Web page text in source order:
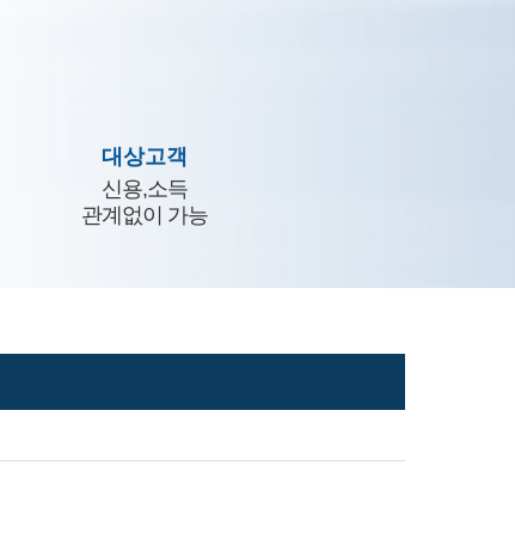
대상고객
신용,소득
관계없이 가능